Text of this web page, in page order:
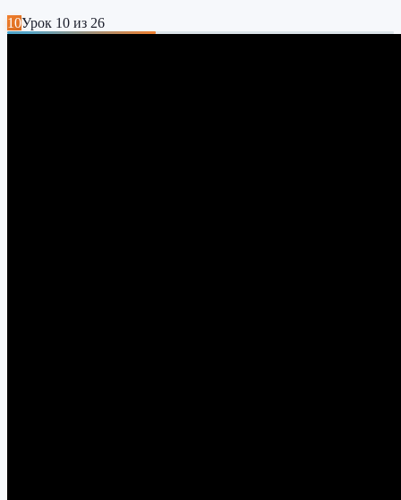
10Урок 10 из 26